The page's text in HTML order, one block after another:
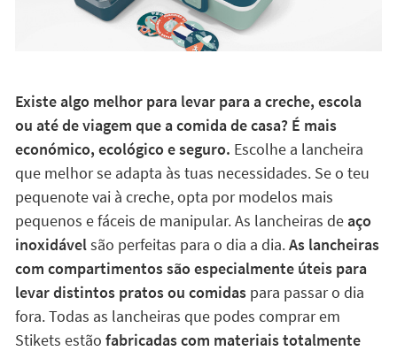
Existe algo melhor para levar para a creche, escola
ou até de viagem que a comida de casa? É mais
económico, ecológico e seguro. Escolhe a lancheira
que melhor se adapta às tuas necessidades. Se o teu
pequenote vai à creche, opta por modelos mais
pequenos e fáceis de manipular. As lancheiras deaço
inoxidávelsão perfeitas para o dia a dia.As lancheiras
com compartimentos são especialmente úteis para
levar distintos pratos ou comidaspara passar o dia
fora. Todas as lancheiras que podes comprar em
Stikets estão fabricadas com materiais totalmente